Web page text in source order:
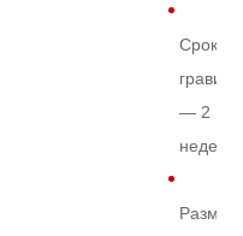
Срок
— 2
недели
Размер